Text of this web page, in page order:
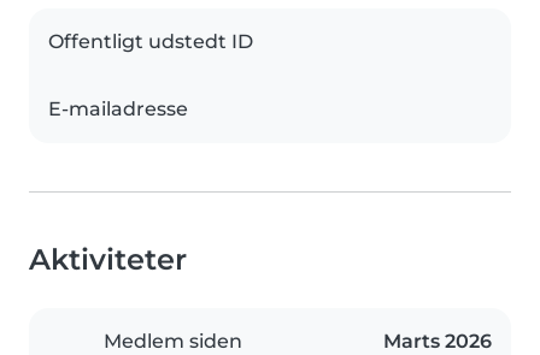
Offentligt udstedt ID
E-mailadresse
Aktiviteter
Medlem siden Marts 2026